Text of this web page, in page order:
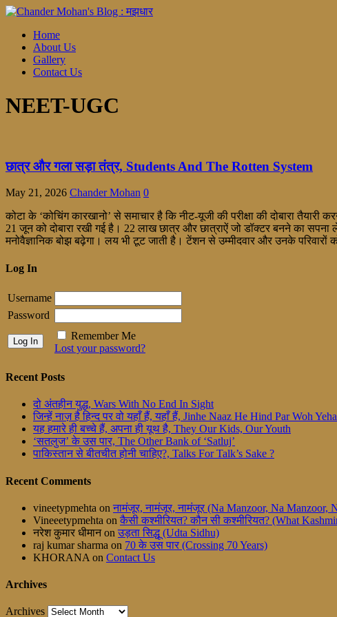
Home
About Us
Gallery
Contact Us
NEET-UGC
छात्र और गला सड़ा तंत्र, Students And The Rotten System
May 21, 2026 Chander Mohan 0
कोटा के ‘कोचिंग कारखानो’ से समाचार है कि नीट-यूजी की परीक्षा की दोबारा
21 जून को दोबारा रखी गई है। 22 लाख छात्र और छात्राऐं जो डॉक्टर बनने का सपना
मनोवैज्ञानिक बोझ बढ़ेगा। लय भी टूट जाती है। टेंशन से उम्मीदवार और उनके परिवारों
Log In
Username
Password
Remember Me
Lost your password?
Recent Posts
दो अंतहीन युद्ध, Wars With No End In Sight
जिन्हें नाज़ है हिन्द पर वो यहाँ हैं, यहाँ हैं, Jinhe Naaz He Hind Par Woh
यह हमारे ही बच्चे हैं, अपना ही यूथ है, They Our Kids, Our Youth
‘सतलुज’ के उस पार, The Other Bank of ‘Satluj’
पाकिस्तान से बीतचीत होनी चाहिए?, Talks For Talk’s Sake ?
Recent Comments
vineetypmehta on नामंजूर, नामंजूर, नामंजूर (Na Manzoor, Na Manzoor,
Vineeetypmehta on कैसी कश्मीरियत? कौन सी कश्मीरियत? (What
नरेश कुमार धीमानon उड़ता सिद्धू (Udta Sidhu)
raj kumar sharma on 70 के उस पार (Crossing 70 Years)
KHORANA on Contact Us
Archives
Archives